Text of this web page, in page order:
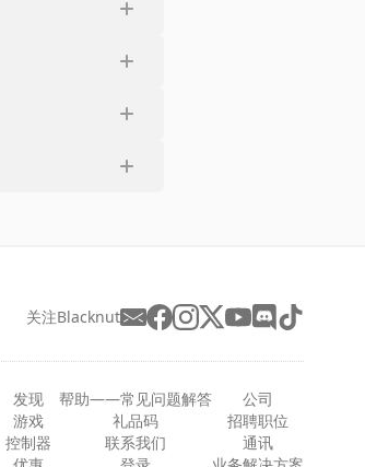
关注Blacknut
发现
游戏
控制器
帮助——常见问题解答
礼品码
联系我们
公司
招聘职位
通讯